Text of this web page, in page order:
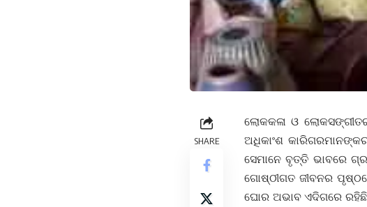
SHARE
ଲୋକକଳା ଓ
ଅଧିକାଂଶ
ସେମାନେ ବୃତ୍ତି ଭାବରେ
ଗୋଷ୍ଠୀଗତ ଜୀବନର
ଘୋର ଅଭାବ ଏଦିଗରେ